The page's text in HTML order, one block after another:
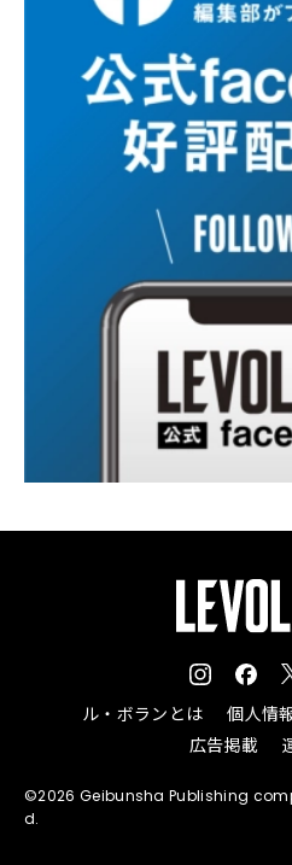
ル・ボランとは 個人情
広告掲載
©2026 Geibunsha Publishing
d.